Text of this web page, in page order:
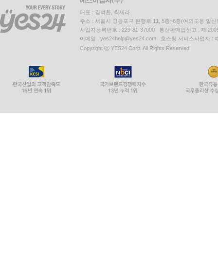
대표 : 김석환, 최세라
주소 : 서울시 영등포구 은행로 11, 5층~6층(여의도동,일신
사업자등록번호 : 229-81-37000 통신판매업신고 : 제
이메일 : yes24help@yes24.com 호스팅 서비스사업자 :
Copyright ⓒ YES24 Corp. All Rights Reserved.